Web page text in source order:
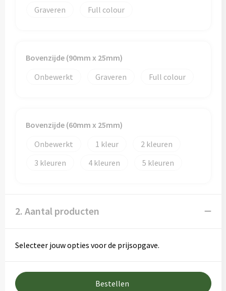
Graveren
Full colour
Bovenzijde (90mm x 25mm)
Onbewerkt
Graveren Full colour
Bovenzijde (60mm x 25mm)
Onbewerkt
1
2
3
4 5
2. Aantal producten
Selecteer jouw opties voor de prijsopgave.
Bestellen